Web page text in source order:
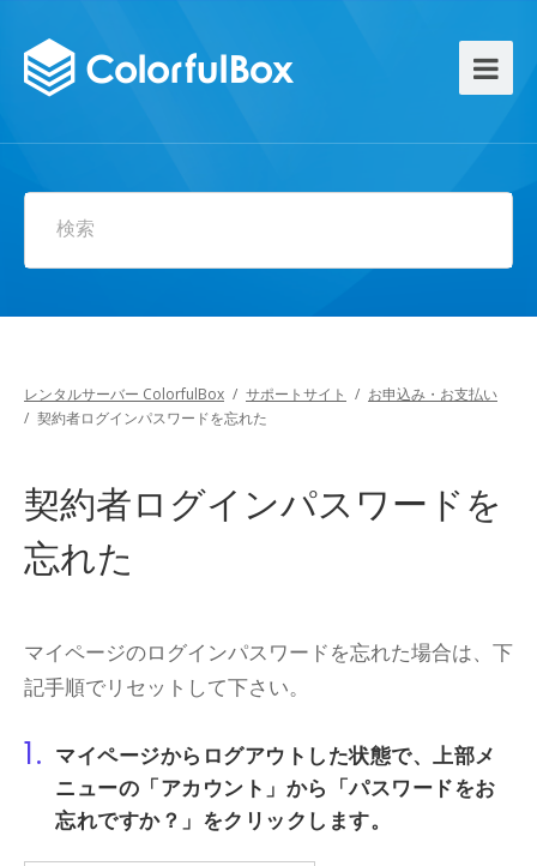
検索
レンタルサーバー ColorfulBox / サポートサイト / お申込み・お支払い
/ 契約者ログインパスワードを忘れた
契約者ログインパスワードを
忘れた
マイページのログインパスワードを忘れた場合は、下
記手順でリセットして下さい。
1. マイページからログアウトした状態で、上部メ
ニューの 「アカウント」 から 「パスワードをお
忘れですか？」 をクリックします。